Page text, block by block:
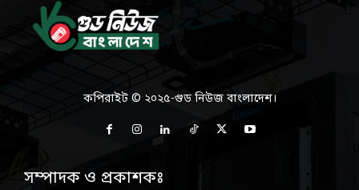
কপিরাইট © ২০২৫-গুড নিউজ বাংলাদেশ।
সম্পাদক ও প্রকাশকঃ